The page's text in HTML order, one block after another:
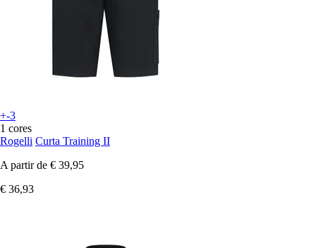
+-3
1 cores
Rogelli Curta Training II
A partir de € 39,95
€ 36,93